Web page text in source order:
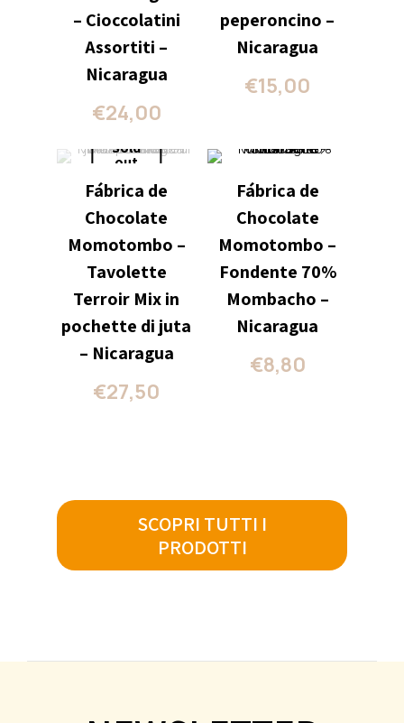
– Cioccolatini
Assortiti –
Nicaragua
€24,00
peperoncino –
Nicaragua
€15,00
Sold
out
Fábrica de
Chocolate
Momotombo –
Tavolette
Terroir Mix in
pochette di juta
– Nicaragua
€27,50
Fábrica de
Chocolate
Momotombo –
Fondente 70%
Mombacho –
Nicaragua
€8,80
SCOPRI TUTTI I
PRODOTTI